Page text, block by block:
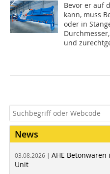
Bevor er auf
kann, muss
oder in
und
News
03.08.2026 | AHE
Unit